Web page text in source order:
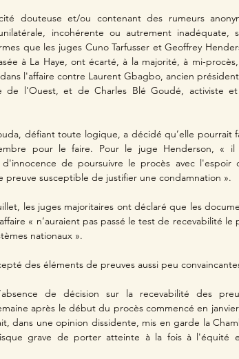
douteuse et/ou contenant des rumeurs
incohérente ou autrement inadéquate,
que les juges Cuno Tarfusser et Geoffrey
à La Haye, ont écarté, à la majorité, à mi-
l'affaire contre Laurent Gbagbo, ancien
de l'Ouest, et de Charles Blé Goudé, activiste
défiant toute logique, a décidé qu’elle pourrait
pour le faire. Pour le juge Henderson, « il
de poursuivre le procès avec l'espoir
preuve susceptible de justifier une condamnation ».
les juges majoritaires ont déclaré que les
« n’auraient pas passé le test de recevabilité le
nationaux ».
des éléments de preuves aussi peu
de décision sur la recevabilité des
après le début du procès commencé en
dans une opinion dissidente, mis en garde la
grave de porter atteinte à la fois à l'équité